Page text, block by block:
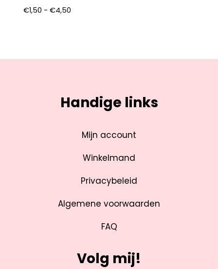
€1,50 - €4,50
Handige links
Mijn account
Winkelmand
Privacybeleid
Algemene voorwaarden
FAQ
Volg mij!